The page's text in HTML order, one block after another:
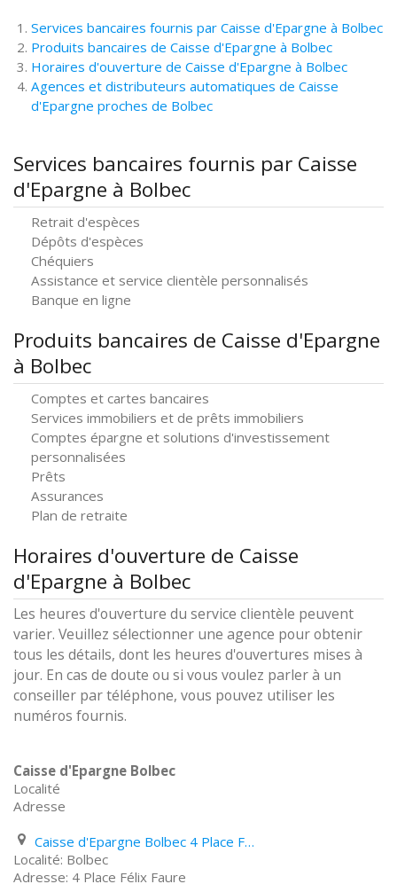
Services bancaires fournis par Caisse d'Epargne à Bolbec
Produits bancaires de Caisse d'Epargne à Bolbec
Horaires d'ouverture de Caisse d'Epargne à Bolbec
Agences et distributeurs automatiques de Caisse
d'Epargne proches de Bolbec
Services bancaires fournis par Caisse
d'Epargne à Bolbec
Retrait d'espèces
Dépôts d'espèces
Chéquiers
Assistance et service clientèle personnalisés
Banque en ligne
Produits bancaires de Caisse d'Epargne
à Bolbec
Comptes et cartes bancaires
Services immobiliers et de prêts immobiliers
Comptes épargne et solutions d'investissement
personnalisées
Prêts
Assurances
Plan de retraite
Horaires d'ouverture de Caisse
d'Epargne à Bolbec
Les heures d'ouverture du service clientèle peuvent
varier. Veuillez sélectionner une agence pour obtenir
tous les détails, dont les heures d'ouvertures mises à
jour. En cas de doute ou si vous voulez parler à un
conseiller par téléphone, vous pouvez utiliser les
numéros fournis.
Caisse d'Epargne Bolbec
Localité
Adresse
Caisse d'Epargne Bolbec 4 Place Félix Faure
Bolbec
4 Place Félix Faure